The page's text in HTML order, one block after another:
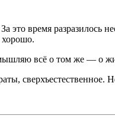
это время разразилось
всё о том же — о
сверхъестественное. Не